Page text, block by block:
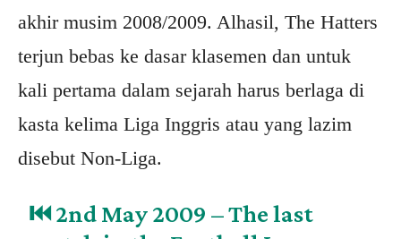
akhir musim 2008/2009. Alhasil, The Hatters
terjun bebas ke dasar klasemen dan untuk
kali pertama dalam sejarah harus berlaga di
kasta kelima Liga Inggris atau yang lazim
disebut Non-Liga.
⏮️ 2nd May 2009 – The last